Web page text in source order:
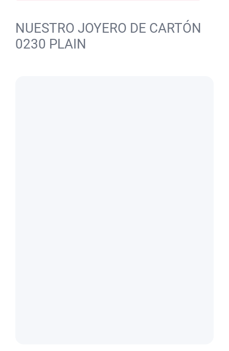
NUESTRO JOYERO DE CARTÓN
0230 PLAIN